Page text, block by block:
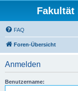
Fakultät
FAQ
Foren-Übersicht
Anmelden
Benutzername: